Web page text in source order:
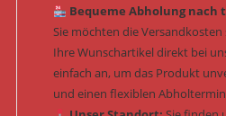
Bequeme Abholung nach
Sie möchten die Versandkosten
Ihre Wunschartikel direkt bei
einfach an, um das Produkt
und einen flexiblen